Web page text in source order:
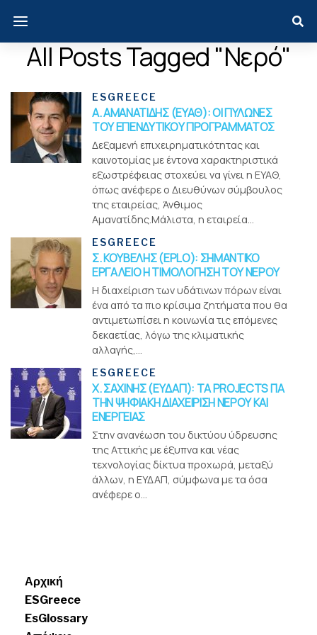
All Posts Tagged "νερό"
ESGREECE
Α. ΑΜΑΝΑΤΙΔΗΣ (ΕΥΑΘ): OΙ ΠΥΛΩΝΕΣ
ΤΟΥ ΕΠΕΝΔΥΤΙΚΟΥ ΠΡΟΓΡΑΜΜΑΤΟΣ
Δεξαμενή επιχειρηματικότητας και
καινοτομίας με έντονα χαρακτηριστικά
εξωστρέφειας στοχεύει να γίνει η ΕΥΑΘ,
όπως ανέφερε ο Διευθύνων σύμβουλος
της εταιρείας, Άνθιμος
Αμανατίδης.Μάλιστα, η εταιρεία...
ESGREECE
Σ. ΚΟΥΒΕΛΗΣ (EPLO): ΣΗΜΑΝΤΙΚΟ
ΕΡΓΑΛΕΙΟ Η ΤΙΜΟΛΟΓΗΣΗ ΤΟΥ ΝΕΡΟΥ
Η διαχείριση των υδάτινων πόρων είναι
ένα από τα πιο κρίσιμα ζητήματα που θα
αντιμετωπίσει η κοινωνία τις επόμενες
δεκαετίας, λόγω της κλιματικής
αλλαγής,...
ESGREECE
Χ. ΣΑΧΙΝΗΣ (ΕΥΔΑΠ): ΤΑ PROJECTS ΓΙΑ
ΤΗΝ ΨΗΦΙΑΚΗ ΔΙΑΧΕΙΡΙΣΗ ΝΕΡΟΥ ΚΑΙ
ΕΝΕΡΓΕΙΑΣ
Στην ανανέωση του δικτύου ύδρευσης
της Αττικής με έξυπνα και νέας
τεχνολογίας δίκτυα προχωρά, μεταξύ
άλλων, η ΕΥΔΑΠ, σύμφωνα με τα όσα
ανέφερε ο...
Αρχική
ESGreece
EsGlossary